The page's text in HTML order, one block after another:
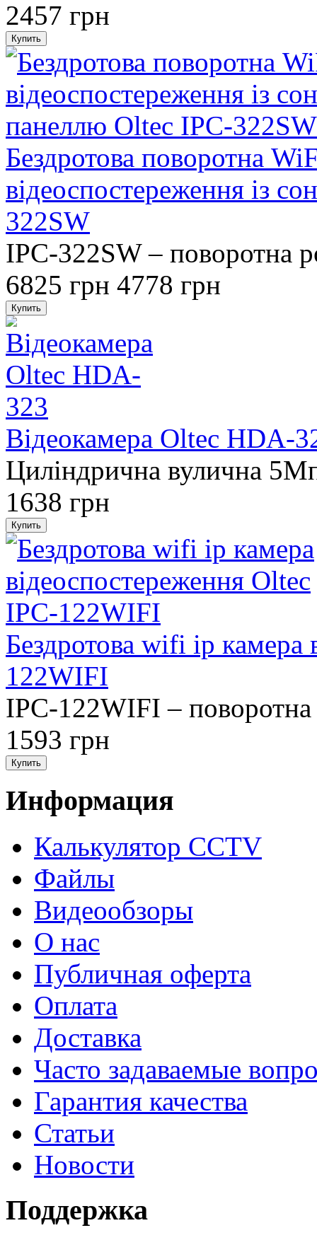
2457 грн
Бездротова поворотна
відеоспостереження із
322SW
IPC-322SW – поворотна
6825 грн 4778 грн
Відеокамера Oltec HDA-
Циліндрична вулична
1638 грн
Бездротова wifi ip камера
122WIFI
IPC-122WIFI –
1593 грн
Информация
Калькулятор CCTV
Файлы
Видеообзоры
О нас
Публичная оферта
Оплата
Доставка
Часто задаваемые
Гарантия качества
Статьи
Новости
Поддержка